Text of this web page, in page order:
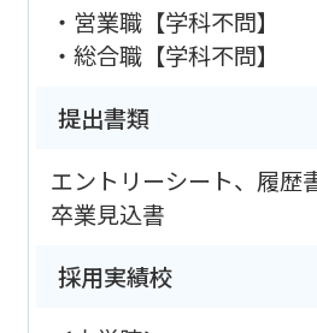
・営業職【学科不問】
・総合職【学科不問】
提出書類
エントリーシート、履歴
卒業見込書
採用実績校